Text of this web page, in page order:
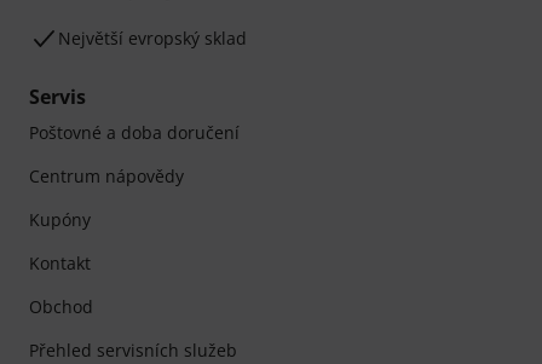
Největší evropský sklad
Servis
Poštovné a doba doručení
Centrum nápovědy
Kupóny
Kontakt
Obchod
Přehled servisních služeb